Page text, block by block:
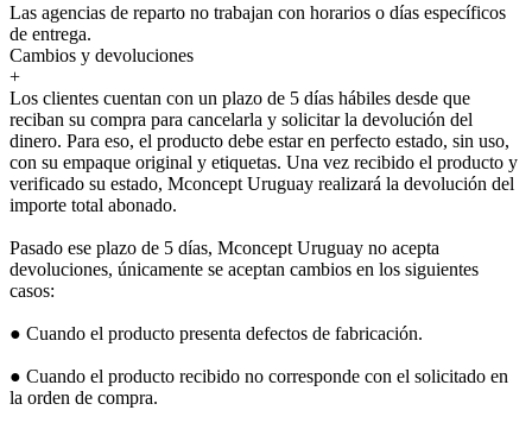
Las agencias de reparto no trabajan con horarios o días específicos
de entrega.
Cambios y devoluciones
+
Los clientes cuentan con un plazo de 5 días hábiles desde que
reciban su compra para cancelarla y solicitar la devolución del
dinero. Para eso, el producto debe estar en perfecto estado, sin uso,
con su empaque original y etiquetas. Una vez recibido el producto y
verificado su estado, Mconcept Uruguay realizará la devolución del
importe total abonado.
Pasado ese plazo de 5 días, Mconcept Uruguay no acepta
devoluciones, únicamente se aceptan cambios en los siguientes
casos:
● Cuando el producto presenta defectos de fabricación.
● Cuando el producto recibido no corresponde con el solicitado en
la orden de compra.